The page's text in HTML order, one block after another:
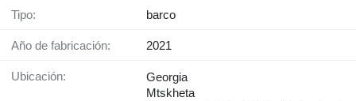
Tipo: barco
Año de fabricación: 2021
Ubicación:
Georgia
Mtskheta